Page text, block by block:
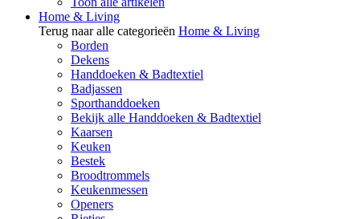
Home & Living
Terug naar alle categorieën Home & Living
Borden
Dekens
Handdoeken & Badtextiel
Badjassen
Sporthanddoeken
Bekijk alle Handdoeken & Badtextiel
Kaarsen
Keuken
Bestek
Broodtrommels
Keukenmessen
Openers